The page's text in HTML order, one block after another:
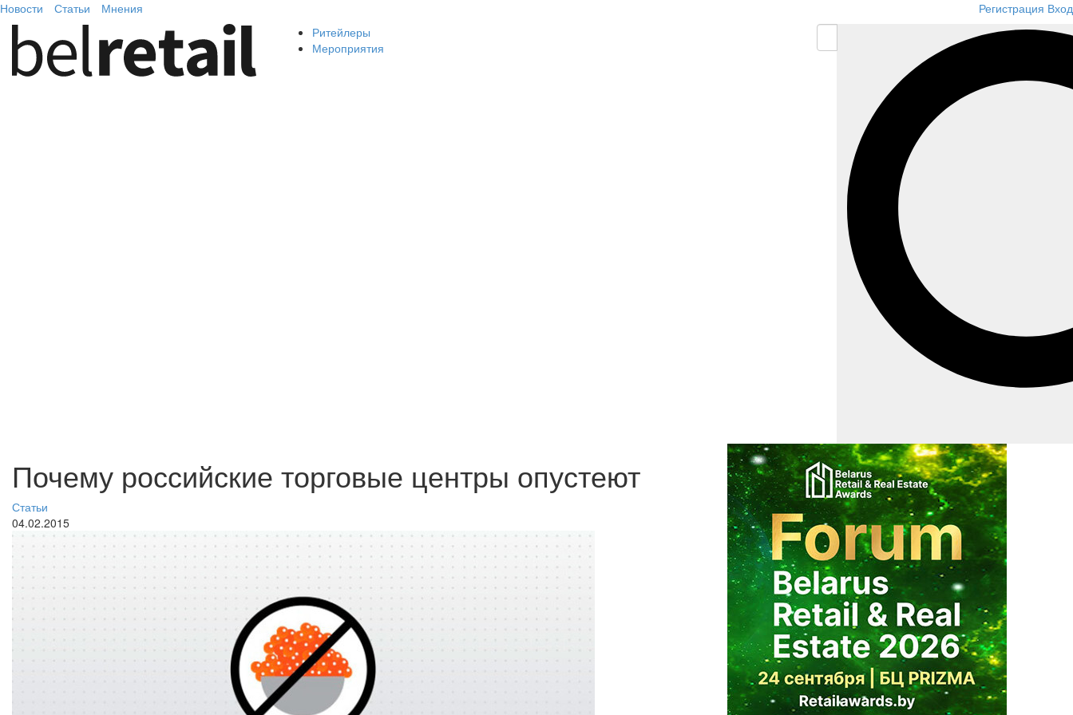
Новости Статьи Мнения Регистрация Вход
Ритейлеры
Мероприятия
Почему российские торговые центры опустеют
Статьи
04.02.2015